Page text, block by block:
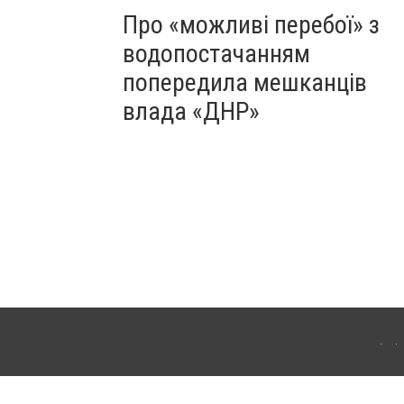
Про «можливі перебої» з
водопостачанням
попередила мешканців
влада «ДНР»